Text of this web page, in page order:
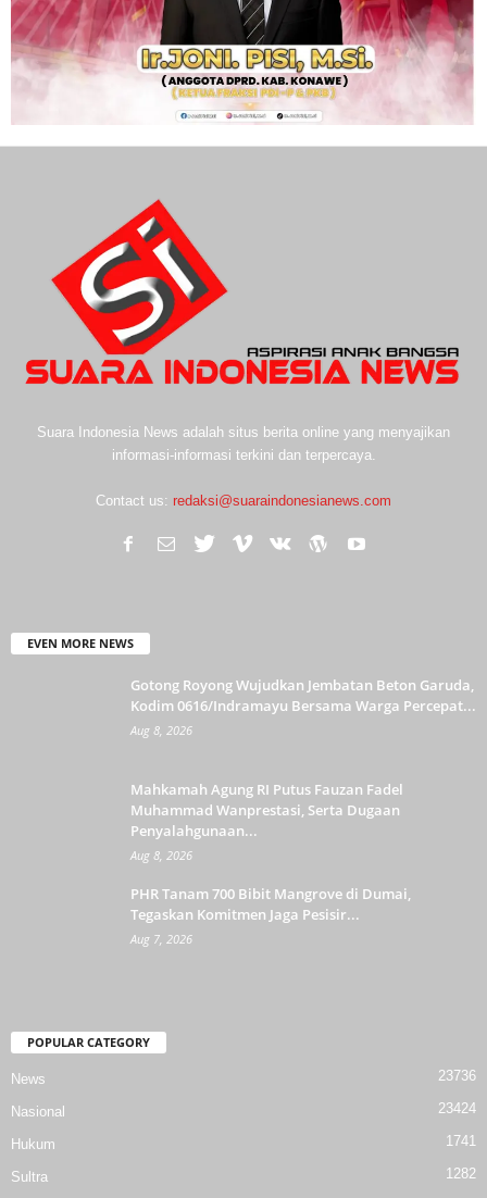
Suara Indonesia News adalah situs berita online yang menyajikan
informasi-informasi terkini dan terpercaya.
Contact us: redaksi@suaraindonesianews.com
EVEN MORE NEWS
Gotong Royong Wujudkan Jembatan Beton Garuda,
Kodim 0616/Indramayu Bersama Warga Percepat...
Aug 8, 2026
Mahkamah Agung RI Putus Fauzan Fadel
Muhammad Wanprestasi, Serta Dugaan
Penyalahgunaan...
Aug 8, 2026
PHR Tanam 700 Bibit Mangrove di Dumai,
Tegaskan Komitmen Jaga Pesisir...
Aug 7, 2026
POPULAR CATEGORY
News 23736
Nasional 23424
Hukum 1741
Sultra 1282